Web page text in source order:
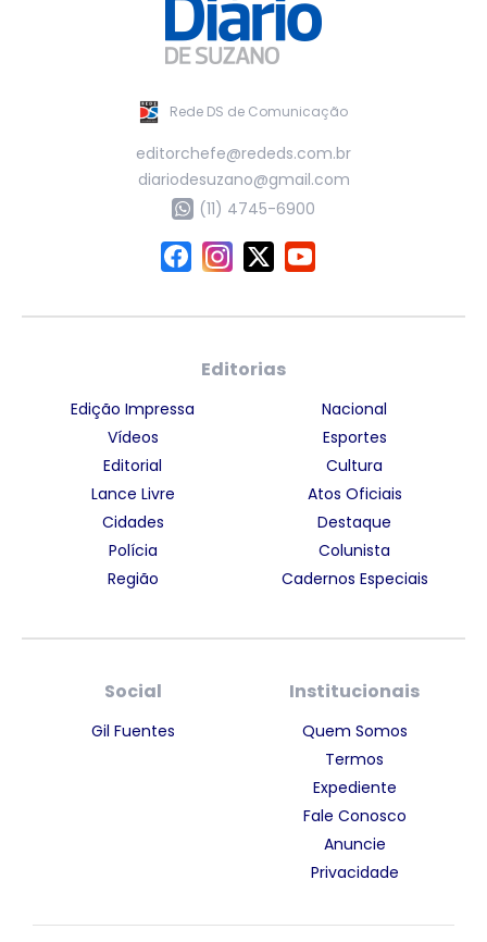
Rede DS de Comunicação
editorchefe@rededs.com.br
diariodesuzano@gmail.com
(11) 4745-6900
Editorias
Edição Impressa
Vídeos
Editorial
Lance Livre
Cidades
Polícia
Região
Nacional
Esportes
Cultura
Atos Oficiais
Destaque
Colunista
Cadernos Especiais
Social
Gil Fuentes
Institucionais
Quem Somos
Termos
Expediente
Fale Conosco
Anuncie
Privacidade